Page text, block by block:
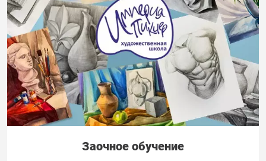
Заочное обучение